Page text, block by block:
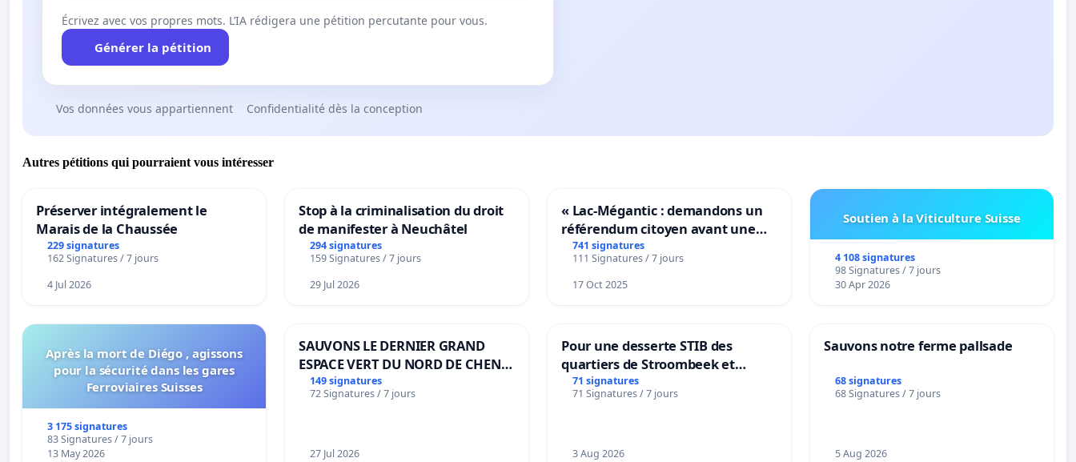
Écrivez avec vos propres mots. L’IA rédigera une pétition percutante pour vous.
Générer la pétition
Vos données vous appartiennent Confidentialité dès la conception
Autres pétitions qui pourraient vous intéresser
Préserver intégralement le
Marais de la Chaussée
229 signatures
162 Signatures / 7 jours
4 Jul 2026
Stop à la criminalisation du droit
de manifester à Neuchâtel
294 signatures
159 Signatures / 7 jours
29 Jul 2026
« Lac-Mégantic : demandons un
référendum citoyen avant une
transformation irréversible de
notre territoire »
741 signatures
111 Signatures / 7 jours
17 Oct 2025
Soutien à la Viticulture Suisse
4 108 signatures
98 Signatures / 7 jours
30 Apr 2026
Après la mort de Diégo , agissons
pour la sécurité dans les gares
Ferroviaires Suisses
3 175 signatures
83 Signatures / 7 jours
13 May 2026
SAUVONS LE DERNIER GRAND
ESPACE VERT DU NORD DE CHENE-
BOUGERIES
149 signatures
72 Signatures / 7 jours
27 Jul 2026
Pour une desserte STIB des
quartiers de Stroombeek et
Beauval - Voor een MIVB-
bediening van de wijken
71 signatures
71 Signatures / 7 jours
3 Aug 2026
Sauvons notre ferme pallsade
68 signatures
68 Signatures / 7 jours
5 Aug 2026